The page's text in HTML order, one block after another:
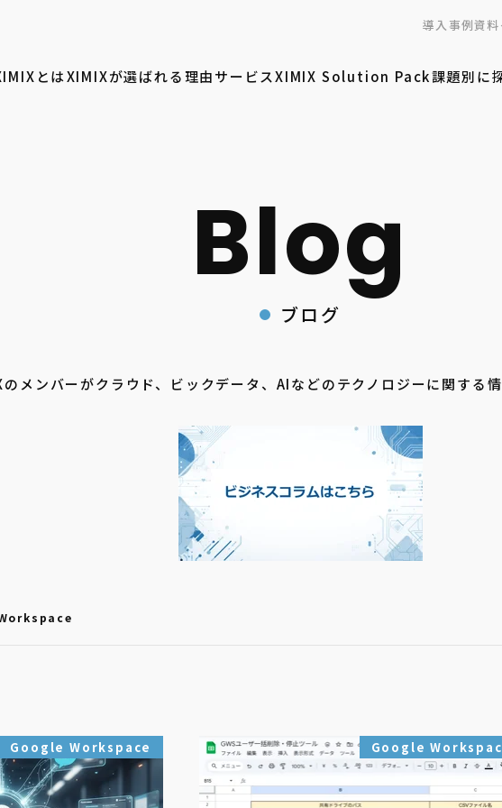
導入事例資
とはXIMIXが選ばれる理由サービスXIMIX Solution Pack課題別に
ブログ
メンバーがクラウド、ビックデータ、AIなどのテクノロジーに関する
Google Workspace Google